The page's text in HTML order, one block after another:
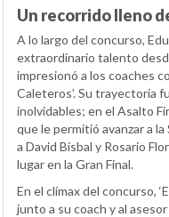
Un recorrido lleno
A lo largo del concurso,
extraordinario talento
impresionó a los coaches
Caleteros’. Su trayectoria
inolvidables; en el Asalto
que le permitió avanzar a
a David Bisbal y Rosario
lugar en la Gran Final.
En el clímax del concurso,
junto a su coach y al